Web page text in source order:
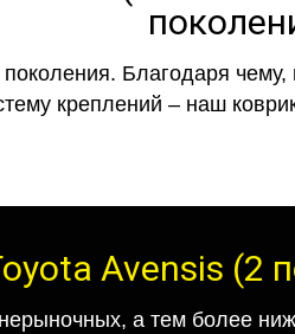
Благодаря
креплений – наш
Avensis
а тем более